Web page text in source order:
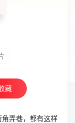
藏
弄巷，都有这样